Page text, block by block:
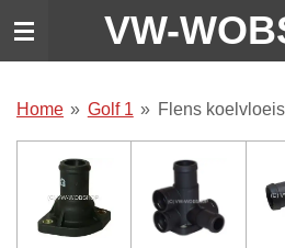
Ga
de
VW-WO
Home » Golf 1 » Flens